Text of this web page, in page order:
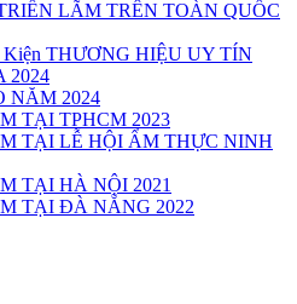
LÃM TRÊN TOÀN QUỐC
Kiện THƯƠNG HIỆU UY TÍN
2024
NĂM 2024
TẠI TPHCM 2023
TẠI LỄ HỘI ẨM THỰC NINH
TẠI HÀ NỘI 2021
TẠI ĐÀ NẴNG 2022